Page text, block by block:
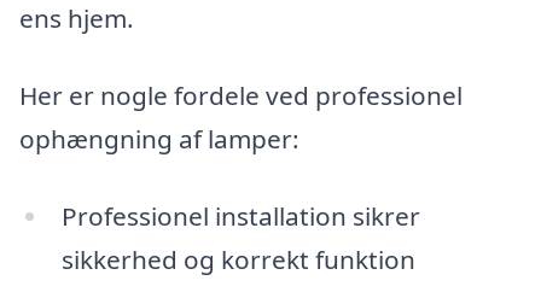
ens hjem.
Her er nogle fordele ved professionel
ophængning af lamper:
Professionel installation sikrer
sikkerhed og korrekt funktion